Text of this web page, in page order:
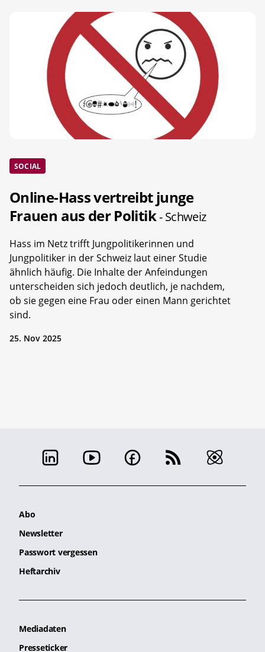
SOCIAL
Online-Hass vertreibt junge
Frauen aus der Politik- Schweiz
Hass im Netz trifft Jungpolitikerinnen und
Jungpolitiker in der Schweiz laut einer Studie
ähnlich häufig. Die Inhalte der Anfeindungen
unterscheiden sich jedoch deutlich, je nachdem,
ob sie gegen eine Frau oder einen Mann gerichtet
sind.
25. Nov 2025
Abo
Newsletter
Passwort vergessen
Heftarchiv
Mediadaten
Presseticker